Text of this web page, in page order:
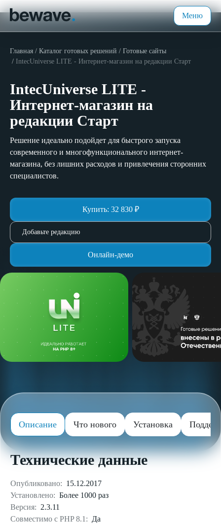
Меню
Главная Каталог готовых решений
Готовые сайты
IntecUniverse LITE - Интернет-магазин на редакции Старт
IntecUniverse LITE -
Интернет-магазин на
редакции Старт
Решение идеально подойдет для быстрого запуска
современного и многофункционального интернет-
магазина, без лишних расходов и привлечения сторонних
специалистов.
Купить: 32 830₽
Добавьте редакцию
Онлайн-демо
Описание Что нового Установка
Технические данные
Опубликовано: 15.12.2017
Установлено: Более 1000 раз
Версия: 2.3.11
Совместимо с PHP 8.1: Да